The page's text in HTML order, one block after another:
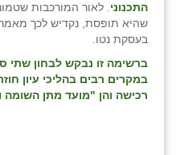
התכנוני . לאור המורכבות
שהיא תופסת, נקדיש לכך
בעסקת נטו.
ברשימה זו נבקש לבחון שתי
במקרים רבים בהליכי עיון
רכישה והן "מועד מתן השומה